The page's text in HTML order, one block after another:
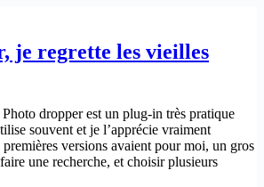
je regrette les vieilles
dropper est un plug-in très pratique
souvent et je l’apprécie vraiment
versions avaient pour moi, un gros
une recherche, et choisir plusieurs